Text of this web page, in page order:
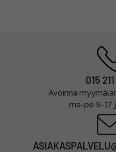
015
Avoinna
ma-pe 9-17